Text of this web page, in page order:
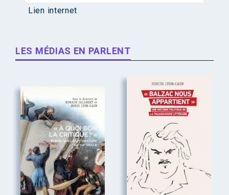
Lien internet
LES MÉDIAS EN PARLENT